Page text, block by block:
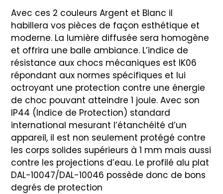
Avec ces 2 couleurs Argent et Blanc il
habillera vos pièces de façon esthétique et
moderne. La lumière diffusée sera homogène
et offrira une balle ambiance. L’indice de
résistance aux chocs mécaniques est IK06
répondant aux normes spécifiques et lui
octroyant une protection contre une énergie
de choc pouvant atteindre 1 joule. Avec son
IP44 (Indice de Protection) standard
international mesurant l’étanchéité d’un
appareil, il est non seulement protégé contre
les corps solides supérieurs à 1 mm mais aussi
contre les projections d’eau. Le profilé alu plat
DAL-10047/DAL-10046 possède donc de bons
degrés de protection